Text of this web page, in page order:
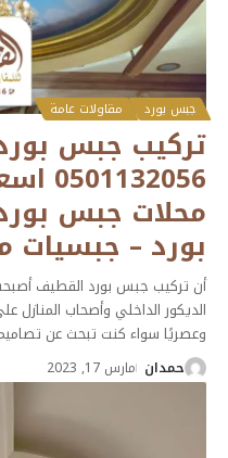
جبس بورد مقاولات عامة
تركيب جبس
محلات جبس
بورد – جبسيات
أن تركيب جبس بورد القطيف
الديكور الداخلي وأصحاب
وعصريًا سواء كنت تبحث عن
حمدان مارس 17, 2023